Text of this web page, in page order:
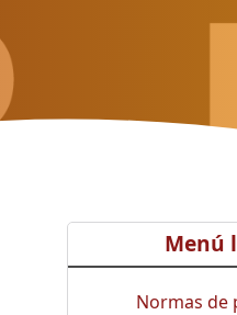
Menú
Normas de